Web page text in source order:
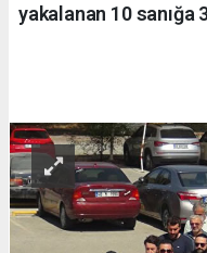
yakalanan 10 sanığa